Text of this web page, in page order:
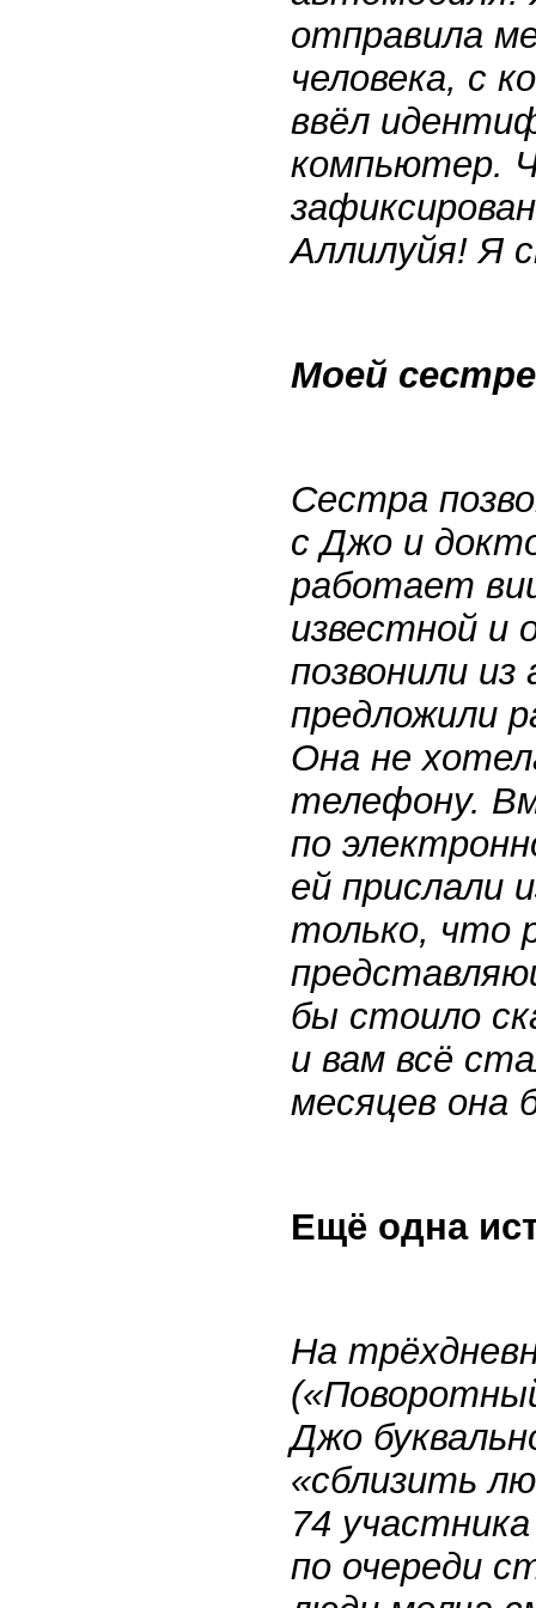
отправила
человека, с
ввёл
компьютер.
Аллилуйя! Я
Моей
Сестра
с Джо и
работает
известной и
позвонили
предложили
Она не
телефону.
по
ей прислали
только, что
бы стоило
и вам всё
месяцев она
Ещё одна
На
Джо
«сблизить
74
по очереди